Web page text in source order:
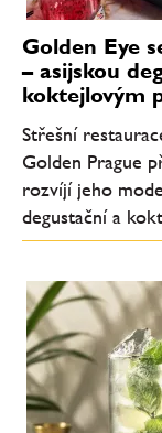
Golden Eye
– asijskou
koktejlovým
Střešní
Golden Prague
rozvíjí jeho
degustační a